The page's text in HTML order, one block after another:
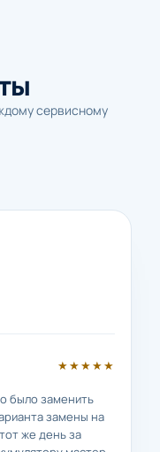
сервисному
★★★★★
было заменить
замены на
же день за